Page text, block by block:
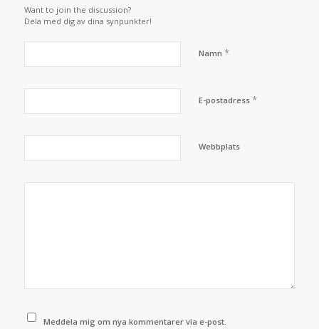
Want to join the discussion?
Dela med dig av dina synpunkter!
Namn *
E-postadress *
Webbplats
Meddela mig om nya kommentarer via e-post.